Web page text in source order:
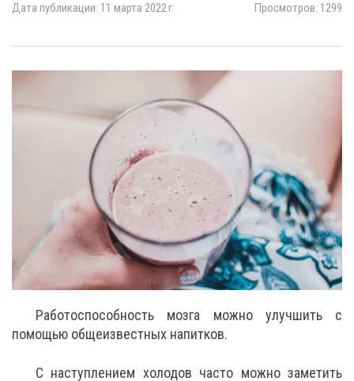
Дата публикации: 11 марта 2022 г. Просмотров: 1299
Работоспособность мозга можно улучшить с
помощью общеизвестных напитков.
С наступлением холодов часто можно заметить